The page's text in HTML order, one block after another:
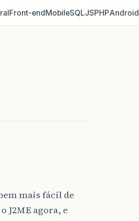
Front‑endMobileSQLJSPHPAndroid
mais fácil de
J2ME agora, e